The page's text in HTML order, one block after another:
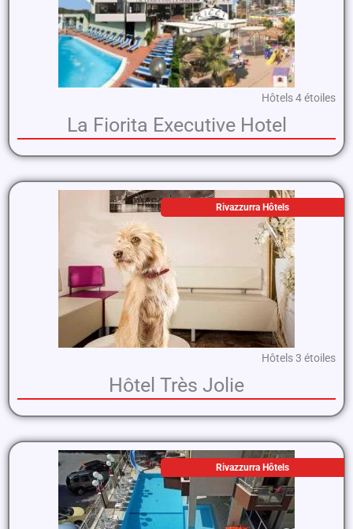
Hôtels 4 étoiles
La Fiorita Executive Hotel
Rivazzurra Hôtels
Hôtels 3 étoiles
Hôtel Très Jolie
Rivazzurra Hôtels